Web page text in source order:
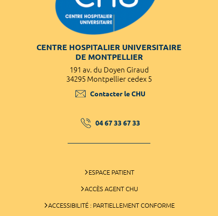
CENTRE HOSPITALIER UNIVERSITAIRE
DE MONTPELLIER
191 av. du Doyen Giraud
34295 Montpellier cedex 5
Contacter le CHU
04 67 33 67 33
ESPACE PATIENT
ACCÈS AGENT CHU
ACCESSIBILITÉ : PARTIELLEMENT CONFORME